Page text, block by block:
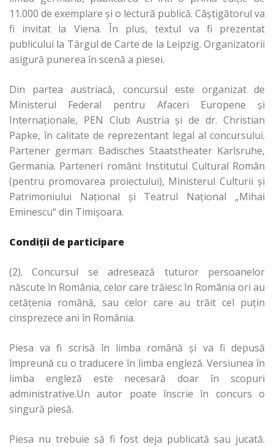
11.000 de exemplare și o lectură publică. Câștigătorul va
fi invitat la Viena. În plus, textul va fi prezentat
publicului la Târgul de Carte de la Leipzig. Organizatorii
asigură punerea în scenă a piesei.
Din partea austriacă, concursul este organizat de
Ministerul Federal pentru Afaceri Europene și
Internaționale, PEN Club Austria și de dr. Christian
Papke, în calitate de reprezentant legal al concursului.
Partener german: Badisches Staatstheater Karlsruhe,
Germania. Parteneri români: Institutul Cultural Român
(pentru promovarea proiectului), Ministerul Culturii şi
Patrimoniului Naţional și Teatrul Național „Mihai
Eminescu“ din Timișoara.
Condiții de participare
(2). Concursul se adresează tuturor persoanelor
născute în România, celor care trăiesc în România ori au
cetățenia română, sau celor care au trăit cel puţin
cinsprezece ani în România.
Piesa va fi scrisă în limba română şi va fi depusă
împreună cu o traducere în limba engleză. Versiunea în
limba engleză este necesară doar în scopuri
administrative.Un autor poate înscrie în concurs o
singură piesă.
Piesa nu trebuie să fi fost deja publicată sau jucată.